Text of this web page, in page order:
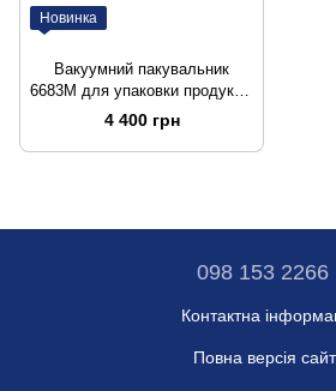
Новинка
Вакуумний пакувальник
6683M для упаковки продуктів
харчування
4 400 грн
098 153 2266
Контактна
Повна версія